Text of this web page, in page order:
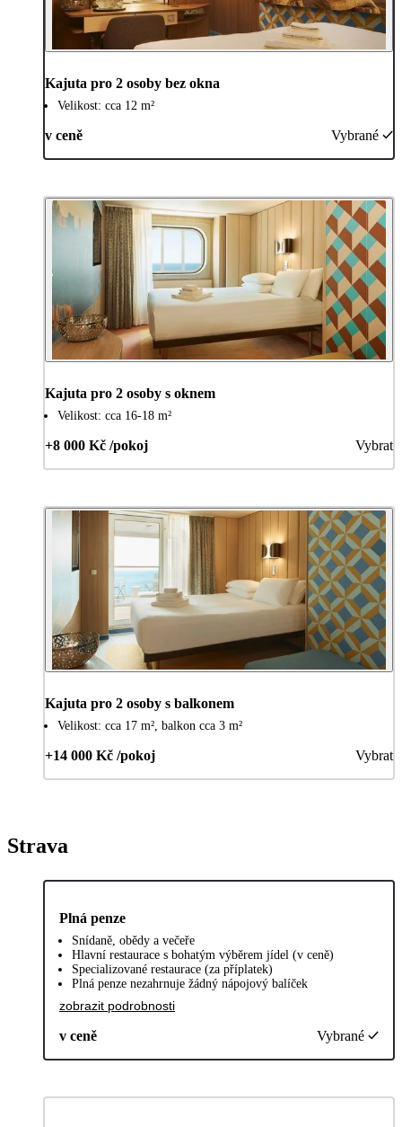
Kajuta pro 2 osoby bez okna
Velikost: cca 12 m²
v ceně Vybrané
Kajuta pro 2 osoby s oknem
Velikost: cca 16-18 m²
+8 000 Kč /pokoj Vybrat
Kajuta pro 2 osoby s balkonem
Velikost: cca 17 m², balkon cca 3 m²
+14 000 Kč /pokoj Vybrat
Strava
Plná penze
Snídaně, obědy a večeře
Hlavní restaurace s bohatým výběrem jídel (v ceně)
Specializované restaurace (za příplatek)
Plná penze nezahrnuje žádný nápojový balíček
zobrazit podrobnosti
v ceně Vybrané